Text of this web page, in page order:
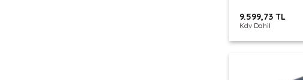
9.599,73TL
Kdv Dahil